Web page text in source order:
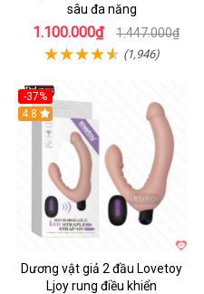
sâu đa năng
1.100.000₫ 1.447.000₫
(1,946)
-37%
Hot
4.8
Dương vật giả 2 đầu Lovetoy
Ljoy rung điều khiển